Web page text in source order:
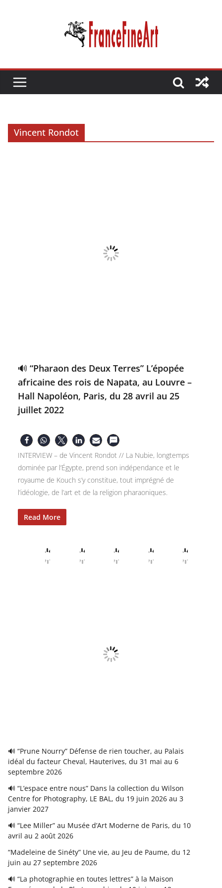
Vincent Rondot
🔊 “Pharaon des Deux Terres” L’épopée
africaine des rois de Napata, au Louvre –
Hall Napoléon, Paris, du 28 avril au 25
juillet 2022
INTERVIEW – de Vincent Rondot // La Nubie, longtemps
dominée par l’Égypte, prend son indépendance et le
royaume de Kouch s’y constitue, tout imprégné de
l’idéologie, de l’art et de la religion pharaoniques.
Read More
🔊 “Prune Nourry” Défense de rien toucher, au Palais
idéal du facteur Cheval, Hauterives, du 31 mai au 6
septembre 2026
🔊 “L’espace entre nous” Dans la collection du Wilson
Centre for Photography, LE BAL, du 19 juin 2026 au 3
janvier 2027
🔊 “Lee Miller” au Musée d’Art Moderne de Paris, du 10
avril au 2 août 2026
“Madeleine de Sinéty” Une vie, au Jeu de Paume, du 12
juin au 27 septembre 2026
🔊 “La photographie en toutes lettres” à la Maison